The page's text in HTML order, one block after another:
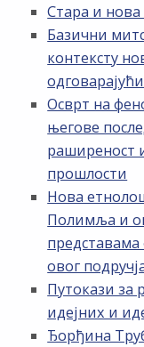
Стара и
Базични
контексту
Осврт на
његове
раширеност
прошлости
Нова
Полимља и
овог
Путокази за
идејних и
Ђорђина